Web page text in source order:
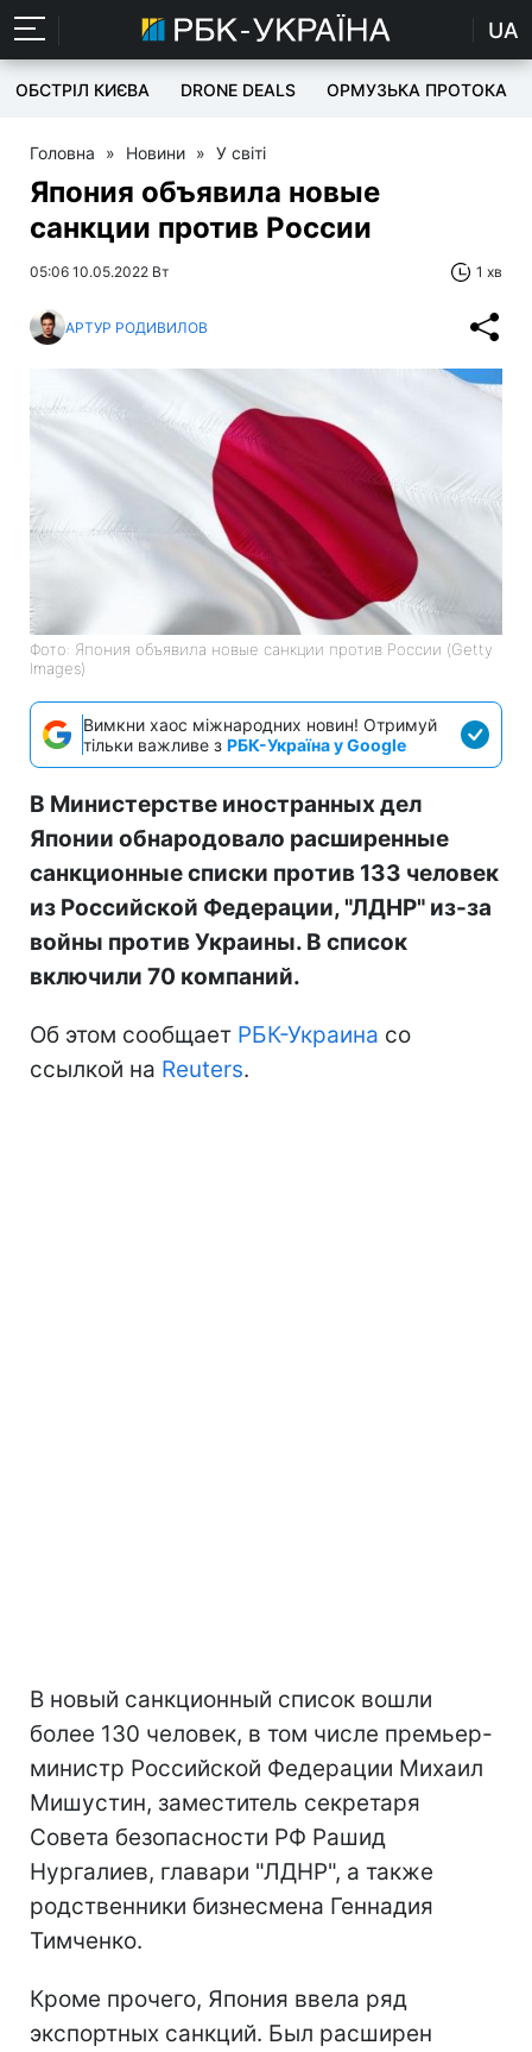
UA
ОБСТРІЛ КИЄВА DRONE DEALS ОРМУЗЬКА ПРОТОКА
Головна » Новини » У світі
Япония объявила новые
санкции против России
05:06 10.05.2022 Вт 1 хв
АРТУР РОДИВИЛОВ
Фото: Япония объявила новые санкции против России (Getty
Images)
Вимкни хаос міжнародних новин! Отримуй
тільки важливе з РБК-Україна у Google
В Министерстве иностранных дел
Японии обнародовало расширенные
санкционные списки против 133 человек
из Российской Федерации, "ЛДНР" из-за
войны против Украины. В список
включили 70 компаний.
Об этом сообщает РБК-Украина со
ссылкой на Reuters.
В новый санкционный список вошли
более 130 человек, в том числе премьер-
министр Российской Федерации Михаил
Мишустин, заместитель секретаря
Cовета безопасности РФ Рашид
Нургалиев, главари "ЛДНР", а также
родственники бизнесмена Геннадия
Тимченко.
Кроме прочего, Япония ввела ряд
экспортных санкций. Был расширен